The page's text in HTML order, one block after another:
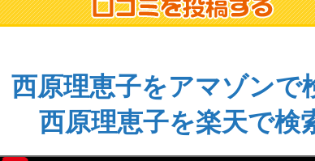
西原理恵子をアマゾンで
西原理恵子を楽天で検